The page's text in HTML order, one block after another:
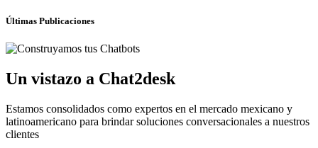
Últimas Publicaciones
Un vistazo a Chat2desk
Estamos consolidados como expertos en el mercado mexicano y
latinoamericano para brindar soluciones conversacionales a nuestros
clientes